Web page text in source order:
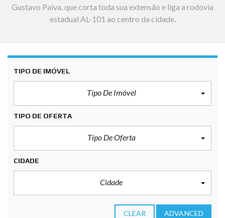
Gustavo Paiva, que corta toda sua extensão e liga a rodovia
estadual AL-101 ao centro da cidade.
TIPO DE IMÓVEL
Tipo De Imóvel
TIPO DE OFERTA
Tipo De Oferta
CIDADE
Cidade
CLEAR ADVANCED